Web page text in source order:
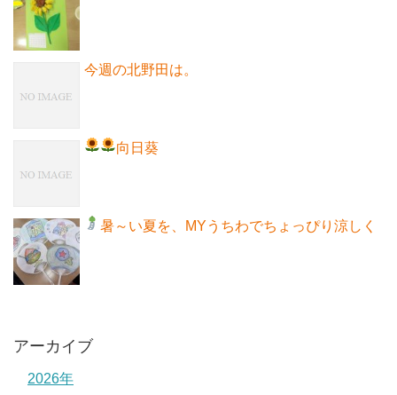
今週の北野田は。
向日葵
暑～い夏を、MYうちわでちょっぴり涼しく
アーカイブ
2026年